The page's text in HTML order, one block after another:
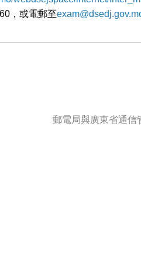
，或電郵至
郵電局與廣東省通信